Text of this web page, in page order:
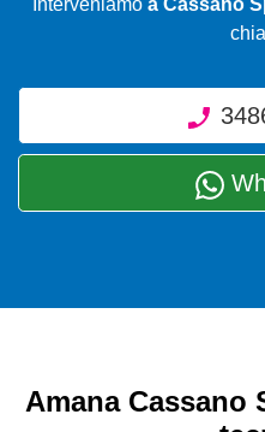
Interveniamo a Cassano
Amana Cassano